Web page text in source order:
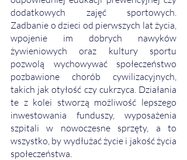
dodatkowych zajęć sportowych.
Zadbanie o dzieci od pierwszych lat życia,
wpojenie im dobrych nawyków
żywieniowych oraz kultury sportu
pozwolą wychowywać społeczeństwo
pozbawione chorób cywilizacyjnych,
takich jak otyłość czy cukrzyca. Działania
te z kolei stworzą możliwość lepszego
inwestowania funduszy, wyposażenia
szpitali w nowoczesne sprzęty, a to
wszystko, by wydłużać życie i jakość życia
społeczeństwa.